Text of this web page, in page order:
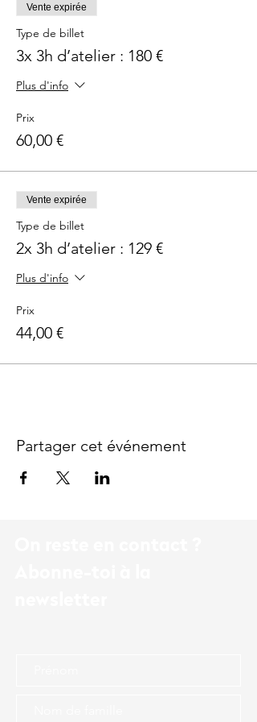
Vente expirée
Type de billet
3x 3h d’atelier : 180 €
Plus d'info
Prix
60,00 €
Vente expirée
Type de billet
2x 3h d’atelier : 129 €
Plus d'info
Prix
44,00 €
Partager cet événement